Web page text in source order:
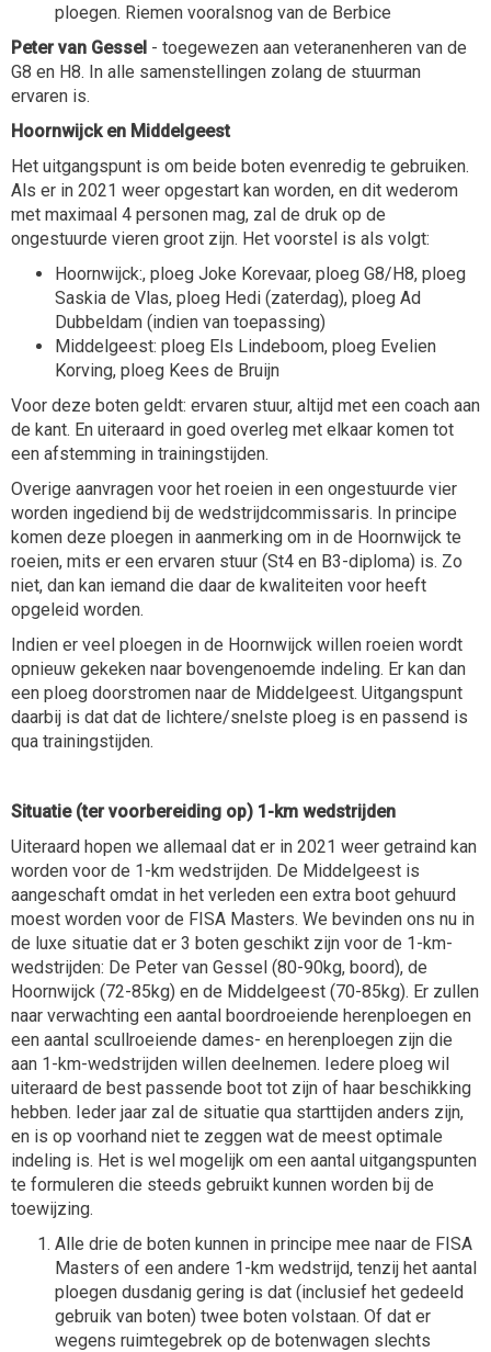
ploegen. Riemen vooralsnog van de Berbice
Peter van Gessel - toegewezen aan veteranenheren van de
G8 en H8. In alle samenstellingen zolang de stuurman
ervaren is.
Hoornwijck en Middelgeest
Het uitgangspunt is om beide boten evenredig te gebruiken.
Als er in 2021 weer opgestart kan worden, en dit wederom
met maximaal 4 personen mag, zal de druk op de
ongestuurde vieren groot zijn. Het voorstel is als volgt:
Hoornwijck:, ploeg Joke Korevaar, ploeg G8/H8, ploeg
Saskia de Vlas, ploeg Hedi (zaterdag), ploeg Ad
Dubbeldam (indien van toepassing)
Middelgeest: ploeg Els Lindeboom, ploeg Evelien
Korving, ploeg Kees de Bruijn
Voor deze boten geldt: ervaren stuur, altijd met een coach aan
de kant. En uiteraard in goed overleg met elkaar komen tot
een afstemming in trainingstijden.
Overige aanvragen voor het roeien in een ongestuurde vier
worden ingediend bij de wedstrijdcommissaris. In principe
komen deze ploegen in aanmerking om in de Hoornwijck te
roeien, mits er een ervaren stuur (St4 en B3-diploma) is. Zo
niet, dan kan iemand die daar de kwaliteiten voor heeft
opgeleid worden.
Indien er veel ploegen in de Hoornwijck willen roeien wordt
opnieuw gekeken naar bovengenoemde indeling. Er kan dan
een ploeg doorstromen naar de Middelgeest. Uitgangspunt
daarbij is dat dat de lichtere/snelste ploeg is en passend is
qua trainingstijden.
Situatie (ter voorbereiding op) 1-km wedstrijden
Uiteraard hopen we allemaal dat er in 2021 weer getraind kan
worden voor de 1-km wedstrijden. De Middelgeest is
aangeschaft omdat in het verleden een extra boot gehuurd
moest worden voor de FISA Masters. We bevinden ons nu in
de luxe situatie dat er 3 boten geschikt zijn voor de 1-km-
wedstrijden: De Peter van Gessel (80-90kg, boord), de
Hoornwijck (72-85kg) en de Middelgeest (70-85kg). Er zullen
naar verwachting een aantal boordroeiende herenploegen en
een aantal scullroeiende dames- en herenploegen zijn die
aan 1-km-wedstrijden willen deelnemen. Iedere ploeg wil
uiteraard de best passende boot tot zijn of haar beschikking
hebben. Ieder jaar zal de situatie qua starttijden anders zijn,
en is op voorhand niet te zeggen wat de meest optimale
indeling is. Het is wel mogelijk om een aantal uitgangspunten
te formuleren die steeds gebruikt kunnen worden bij de
toewijzing.
Alle drie de boten kunnen in principe mee naar de FISA
Masters of een andere 1-km wedstrijd, tenzij het aantal
ploegen dusdanig gering is dat (inclusief het gedeeld
gebruik van boten) twee boten volstaan. Of dat er
wegens ruimtegebrek op de botenwagen slechts